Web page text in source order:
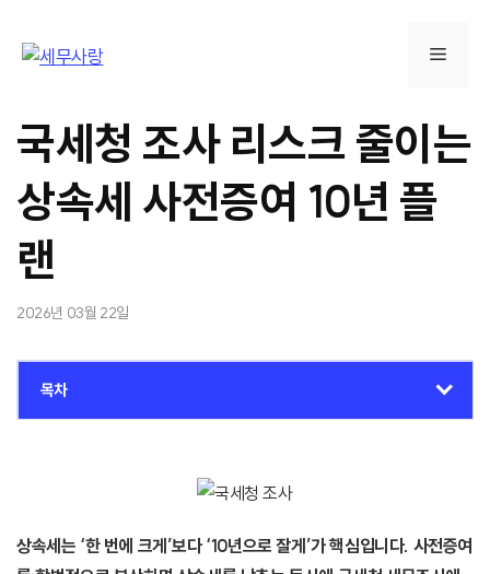
메
국세청 조사 리스크 줄이는
상속세 사전증여 10년 플
랜
2026년 03월 22일
목차
상속세는 ‘한 번에 크게’보다 ‘10년으로 잘게’가 핵심입니다. 사전증여